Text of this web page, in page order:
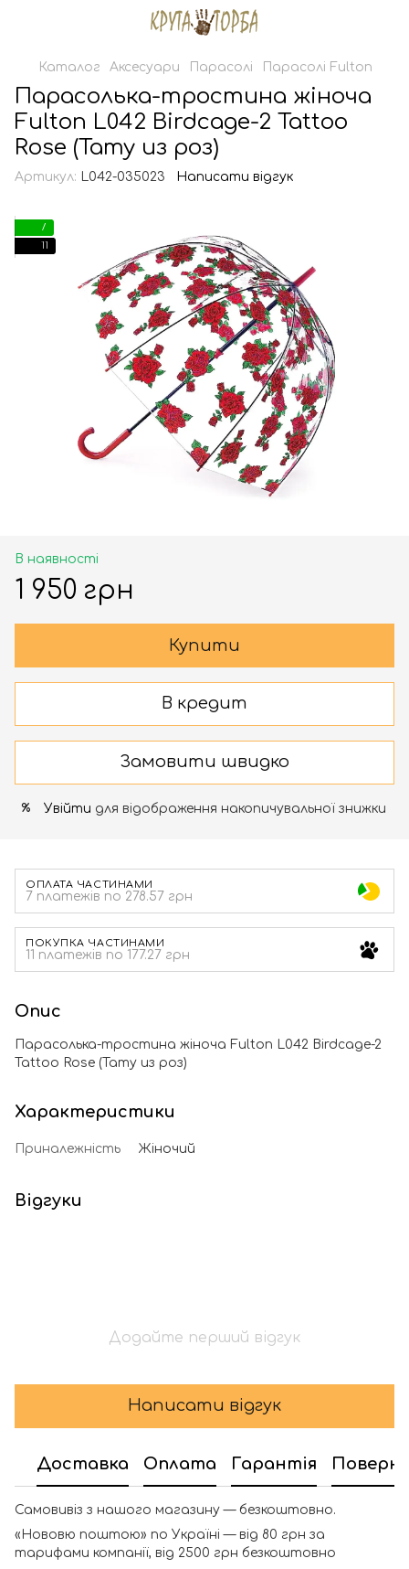
Каталог Аксесуари Парасолі Парасолі Fulton
Парасолька-тростина жіноча
Fulton L042 Birdcage-2 Tattoo
Rose (Тату из роз)
Артикул: L042-035023 Написати відгук
7
11
В наявності
1 950 грн
Купити
В кредит
Замовити швидко
% Увійти для відображення накопичувальної знижки
ОПЛАТА ЧАСТИНАМИ
7 платежів по 278.57 грн
ПОКУПКА ЧАСТИНАМИ
11 платежів по 177.27 грн
Опис
Парасолька-тростина жіноча Fulton L042 Birdcage-2
Tattoo Rose (Тату из роз)
Характеристики
Приналежність Жіночий
Відгуки
Додайте перший відгук
Написати відгук
Доставка Оплата Гарантія
Самовивіз з нашого магазину — безкоштовно.
«Нововю поштою» по Україні — від 80 грн за
тарифами компанії, від 2500 грн безкоштовно